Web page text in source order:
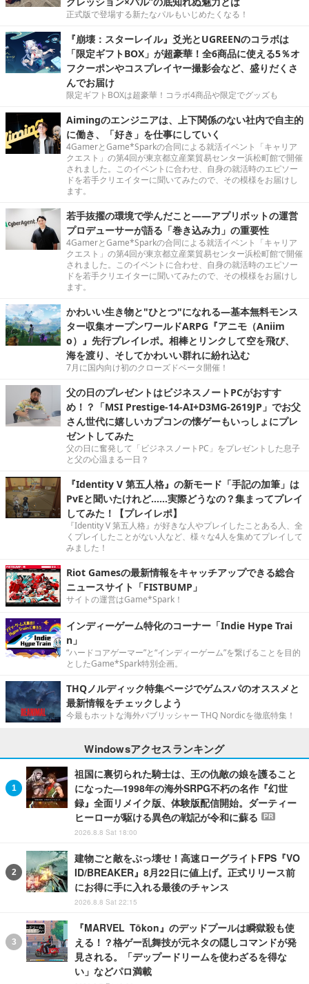
正式版で登場する新たなパルもいじめたくなる！
『崩壊：スターレイル』爻光とUGREENのコラボは
「限定ギフトBOX」が超豪華！全6商品に使える5％オ
フクーポンやコスプレイヤー撮影会など、盛りだくさ
んでお届け
限定ギフトBOXは超豪華！コラボ4商品や限定でグッズも
Aimingのエンジニアは、上下関係のない社内で自主的
に働き、「好き」を仕事にしていく
4GamerとGame*Sparkの合同による就活イベント「キャリア
クエスト」の第4回が東京都立産業貿易センター浜松町館で開催
されました。このイベントに合わせ、自身の就活時のエピソー
ドを若手クリエイターに聞いてみたので、その模様をお届けし
ます。
若手抜擢の環境で学んだこと――アプリボットの運営
プロデューサーが語る「巻き込み力」の重要性
4GamerとGame*Sparkの合同による就活イベント「キャリア
クエスト」の第4回が東京都立産業貿易センター浜松町館で開催
されました。このイベントに合わせ、自身の就活時のエピソー
ドを若手クリエイターに聞いてみたので、その模様をお届けし
ます。
かわいい生き物と"ひとつ"になれる―基本無料モンス
ター収集オープンワールドARPG『アニモ（Aniim
o）』先行プレイレポ。相棒とリンクして空を飛び、
海を渡り、そしてかわいい群れに紛れ込む
7月に国内向け初のクローズドベータ開催！
父の日のプレゼントはビジネスノートPCがおすす
め！？「MSI Prestige-14-AI+D3MG-2619JP」でお父
さん世代に嬉しいカプコンの懐ゲーもいっしょにプレ
ゼントしてみた
父の日に奮発して「ビジネスノートPC」をプレゼントした息子
と父の心温まる一日？
『Identity V 第五人格』の新モード「手記の加筆」は
PvEと聞いたけれど……実際どうなの？集まってプレイ
してみた！【プレイレポ】
『Identity V 第五人格』が好きな人やプレイしたことある人、全
くプレイしたことがない人など、様々な4人を集めてプレイして
みました！
Riot Gamesの最新情報をキャッチアップできる総合
ニュースサイト「FISTBUMP」
サイトの運営はGame*Spark！
インディーゲーム特化のコーナー「Indie Hype Trai
n」
“ハードコアゲーマー”と“インディーゲーム”を繋げることを目的
としたGame*Spark特別企画。
THQノルディック特集ページでゲムスパのオススメと
最新情報をチェックしよう
今最もホットな海外パブリッシャー THQ Nordicを徹底特集！
Windowsアクセスランキング
祖国に裏切られた騎士は、王の仇敵の娘を護ること
になった―1998年の海外SRPG不朽の名作『幻世
録』全面リメイク版、体験版配信開始。ダーティー
ヒーローが駆ける異色の戦記が令和に蘇る
PR
2026.8.8 Sat 18:00
建物ごと敵をぶっ壊せ！高速ローグライトFPS『VO
ID/BREAKER』8月22日に値上げ。正式リリース前
にお得に手に入れる最後のチャンス
2026.8.8 Sat 22:15
『MARVEL Tōkon』のデッドプールは瞬獄殺も使
える！？格ゲー乱舞技が元ネタの隠しコマンドが発
見される。「デップードリームを使わざるを得な
い」などパロ満載